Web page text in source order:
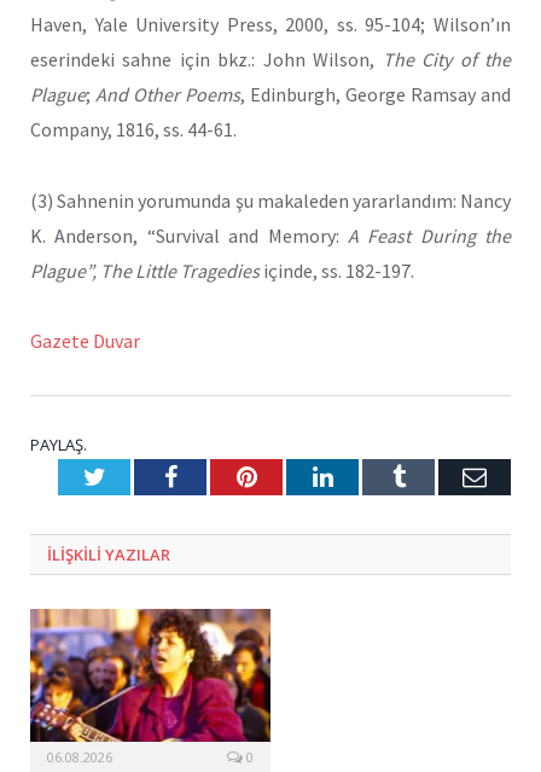
Haven, Yale University Press, 2000, ss. 95-104; Wilson’ın
eserindeki sahne için bkz.: John Wilson, The City of the
Plague; And Other Poems, Edinburgh, George Ramsay and
Company, 1816, ss. 44-61.
(3) Sahnenin yorumunda şu makaleden yararlandım: Nancy
K. Anderson, “Survival and Memory: A Feast During the
Plague”, The Little Tragediesiçinde, ss. 182-197.
Gazete Duvar
PAYLAŞ.
TwitterFacebookPinterestLinkedInTumblr E-
ILIŞKILI YAZILAR
06.08.2026 0